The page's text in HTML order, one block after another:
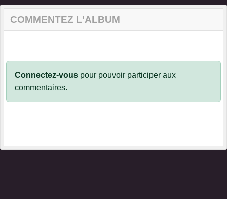
COMMENTEZ L'ALBUM
Connectez-vous pour pouvoir participer aux
commentaires.